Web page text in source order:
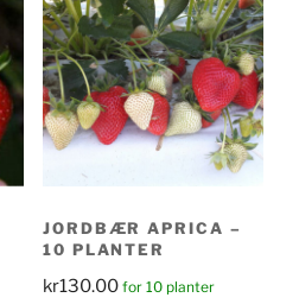
JORDBÆR APRICA –
10 PLANTER
kr130.00 for 10 planter